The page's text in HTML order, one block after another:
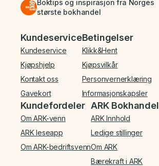
Boktips og inspirasjon fra Norges
største bokhandel
Bunnmeny
Kundeservice
Kundeservice
Kjøpshjelp
Kontakt oss
Gavekort
Betingelser
Klikk&Hent
Kjøpsvilkår
Personvernerklæring
Informasjonskapsler
Kundefordeler
Om ARK-venn
ARK leseapp
Om ARK-bedriftsvenn
ARK Bokhandel
ARK Innhold
Ledige stillinger
Om ARK
Bærekraft i ARK